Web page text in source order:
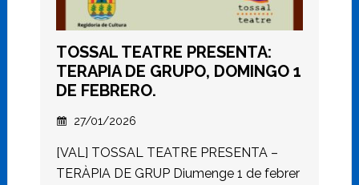
TOSSAL TEATRE PRESENTA:
TERAPIA DE GRUPO, DOMINGO 1
DE FEBRERO.
27/01/2026
[VAL] TOSSAL TEATRE PRESENTA –
TERÀPIA DE GRUP Diumenge 1 de febrer